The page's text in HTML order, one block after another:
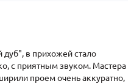
в прихожей стало
с приятным звуком. Мастера
проем очень аккуратно,